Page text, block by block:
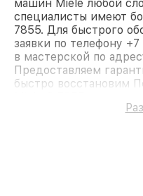
машин Miele любой
специалисты имеют
7855. Для быстрого
заявки по телефону
в мастерской по
Предоставляем
быстро восстановим